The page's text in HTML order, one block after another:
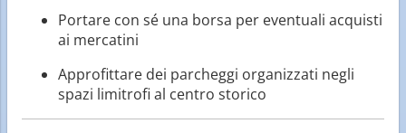
Portare con sé una borsa per eventuali acquisti
ai mercatini
Approfittare dei parcheggi organizzati negli
spazi limitrofi al centro storico